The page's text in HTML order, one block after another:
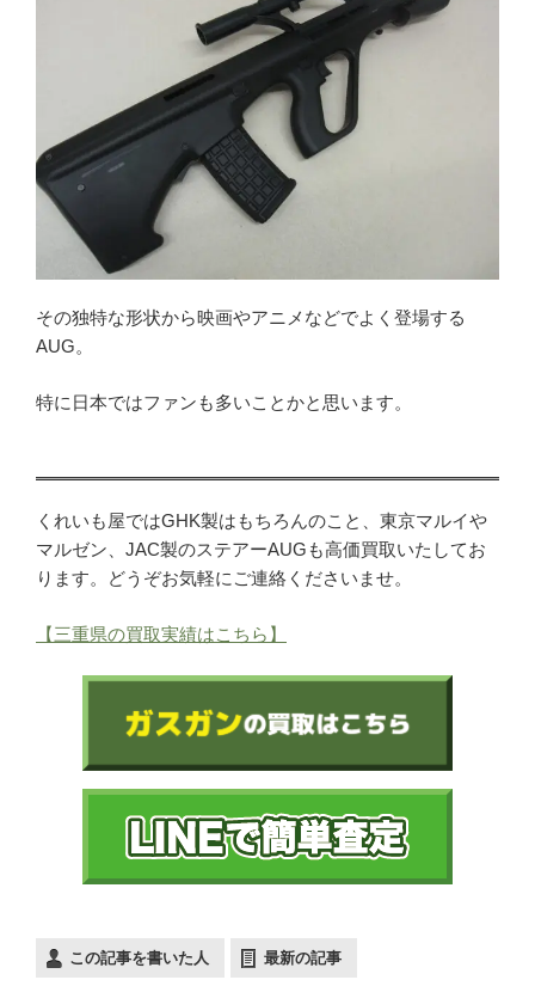
その独特な形状から映画やアニメなどでよく登場する
AUG。
特に日本ではファンも多いことかと思います。
くれいも屋ではGHK製はもちろんのこと、東京マルイや
マルゼン、JAC製のステアーAUGも高価買取いたしてお
ります。どうぞお気軽にご連絡くださいませ。
【三重県の買取実績はこちら】
この記事を書いた人 最新の記事